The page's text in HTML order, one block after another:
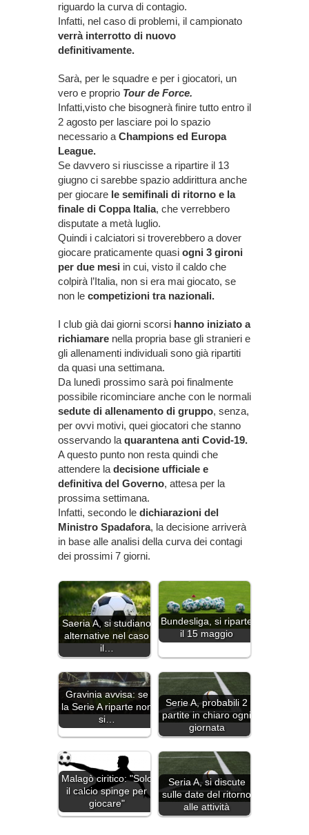
riguardo la curva di contagio.
Infatti, nel caso di problemi, il campionato
verrà interrotto di nuovo
definitivamente.
Sarà, per le squadre e per i giocatori, un
vero e proprio Tour de Force.
Infatti,visto che bisognerà finire tutto entro il
2 agosto per lasciare poi lo spazio
necessario a Champions ed Europa
League.
Se davvero si riuscisse a ripartire il 13
giugno ci sarebbe spazio addirittura anche
per giocare le semifinali di ritorno e la
finale di Coppa Italia, che verrebbero
disputate a metà luglio.
Quindi i calciatori si troverebbero a dover
giocare praticamente quasi ogni 3 gironi
per due mesi in cui, visto il caldo che
colpirà l’Italia, non si era mai giocato, se
non le competizioni tra nazionali.
I club già dai giorni scorsi hanno iniziato a
richiamare nella propria base gli stranieri e
gli allenamenti individuali sono già ripartiti
da quasi una settimana.
Da lunedì prossimo sarà poi finalmente
possibile ricominciare anche con le normali
sedute di allenamento di gruppo, senza,
per ovvi motivi, quei giocatori che stanno
osservando la quarantena anti Covid-19.
A questo punto non resta quindi che
attendere la decisione ufficiale e
definitiva del Governo, attesa per la
prossima settimana.
Infatti, secondo le dichiarazioni del
Ministro Spadafora, la decisione arriverà
in base alle analisi della curva dei contagi
dei prossimi 7 giorni.
Saeria A, si studiano
alternative nel caso
il…
Bundesliga, si riparte
il 15 maggio
Gravinia avvisa: se
la Serie A riparte non
si…
Serie A, probabili 2
partite in chiaro ogni
giornata
Malagò ciritico: "Solo
il calcio spinge per
giocare"
Seria A, si discute
sulle date del ritorno
alle attività